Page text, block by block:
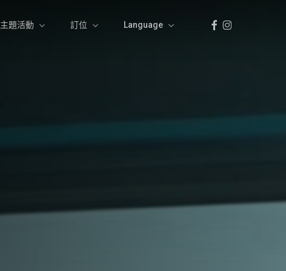
主題活動 訂位 Language Facebook
Instagram